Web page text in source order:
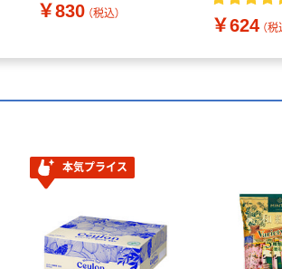
￥830 （税込）
￥624 （税
本気プライス